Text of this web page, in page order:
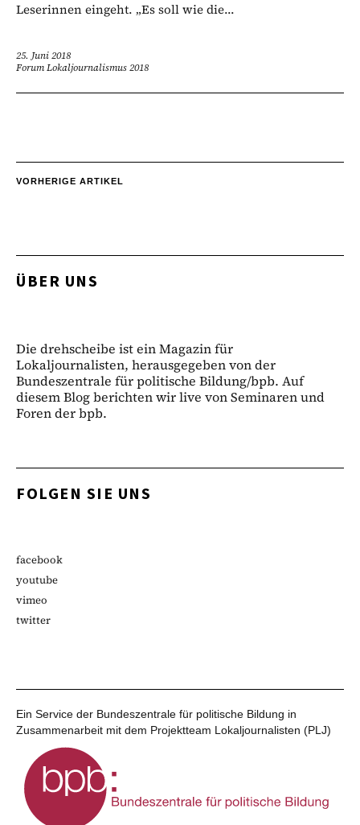
Leserinnen eingeht. „Es soll wie die...
25. Juni 2018
Forum Lokaljournalismus 2018
VORHERIGE ARTIKEL
ÜBER UNS
Die drehscheibe ist ein Magazin für
Lokaljournalisten, herausgegeben von der
Bundeszentrale für politische Bildung/bpb. Auf
diesem Blog berichten wir live von Seminaren und
Foren der bpb.
FOLGEN SIE UNS
facebook
youtube
vimeo
twitter
Ein Service der Bundeszentrale für politische Bildung in
Zusammenarbeit mit dem Projektteam Lokaljournalisten (PLJ)